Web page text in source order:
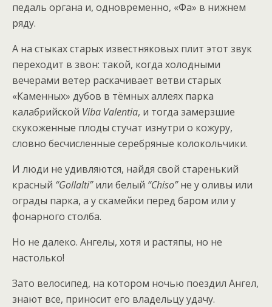
педаль органа и, одновременно, «Фа» в нижнем
ряду.
А на стыках старых известняковых плит этот звук
переходит в звон: такой, когда холодными
вечерами ветер раскачивает ветви старых
«Каменных» дубов в тёмных аллеях парка
калабрийской Viba Valentia, и тогда замерзшие
скукоженные плоды стучат изнутри о кожуру,
словно бесчисленные серебряные колокольчики.
И люди не удивляются, найдя свой старенький
красный “Gollalti”или белый “Chiso”не у оливы или
ограды парка, а у скамейки перед баром или у
фонарного столба.
Но не далеко. Ангелы, хотя и растяпы, но не
настолько!
Зато велосипед, на котором ночью поездил Ангел,
знают все, приносит его владельцу удачу.